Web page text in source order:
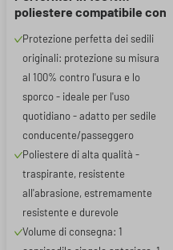
poliestere compatibile con
Vivaro A, Renault Trafic
II/Trafic III, 1 copertura per
sedile anteriore singolo
Protezione perfetta dei sedili
originali: protezione su misura
al 100% contro l'usura e lo
sporco - ideale per l'uso
quotidiano - adatto per sedile
conducente/passeggero
Poliestere di alta qualità -
traspirante, resistente
all'abrasione, estremamente
resistente e durevole
Volume di consegna: 1